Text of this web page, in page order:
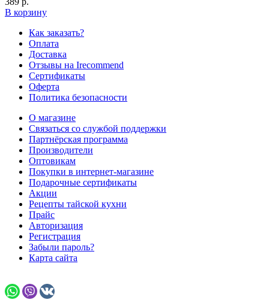
В корзину
Как заказать?
Оплата
Доставка
Отзывы на Irecommend
Сертификаты
Оферта
Политика безопасности
О магазине
Связаться со службой поддержки
Партнёрская программа
Производители
Оптовикам
Покупки в интернет-магазине
Подарочные сертификаты
Акции
Рецепты тайской кухни
Прайс
Авторизация
Регистрация
Забыли пароль?
Карта сайта